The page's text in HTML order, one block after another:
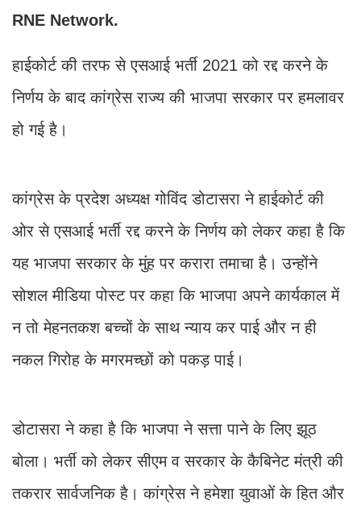
RNE Network.
हाईकोर्ट की तरफ से एसआई भर्ती 2021 को रद्द करने के
निर्णय के बाद कांग्रेस राज्य की भाजपा सरकार पर हमलावर
हो गई है।
कांग्रेस के प्रदेश अध्यक्ष गोविंद डोटासरा ने हाईकोर्ट की
ओर से एसआई भर्ती रद्द करने के निर्णय को लेकर कहा है कि
यह भाजपा सरकार के मुंह पर करारा तमाचा है। उन्होंने
सोशल मीडिया पोस्ट पर कहा कि भाजपा अपने कार्यकाल में
न तो मेहनतकश बच्चों के साथ न्याय कर पाई और न ही
नकल गिरोह के मगरमच्छों को पकड़ पाई।
डोटासरा ने कहा है कि भाजपा ने सत्ता पाने के लिए झूठ
बोला। भर्ती को लेकर सीएम व सरकार के कैबिनेट मंत्री की
तकरार सार्वजनिक है। कांग्रेस ने हमेशा युवाओं के हित और